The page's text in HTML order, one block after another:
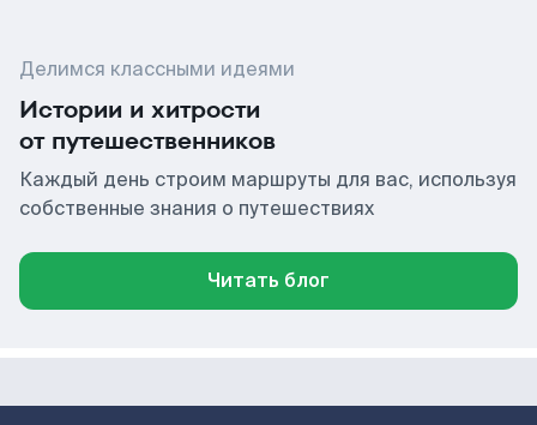
Делимся классными идеями
Истории и хитрости
от путешественников
Каждый день строим маршруты для вас, используя
собственные знания о путешествиях
Читать блог